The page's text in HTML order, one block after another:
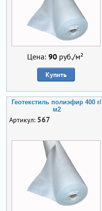
Цена: 90руб./м²
Купить
Геотекстиль полиэфир 400 г/
м2
Артикул: 567